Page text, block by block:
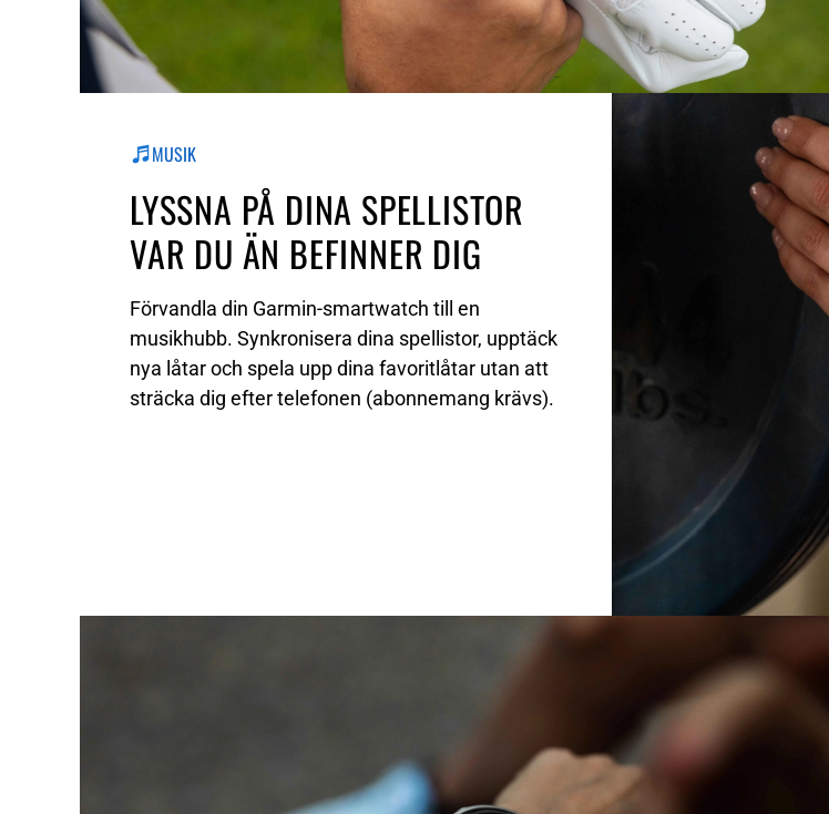
MUSIK
LYSSNA PÅ DINA SPELLISTOR
VAR DU ÄN BEFINNER DIG
Förvandla din Garmin-smartwatch till en
musikhubb. Synkronisera dina spellistor, upptäck
nya låtar och spela upp dina favoritlåtar utan att
sträcka dig efter telefonen (abonnemang krävs).